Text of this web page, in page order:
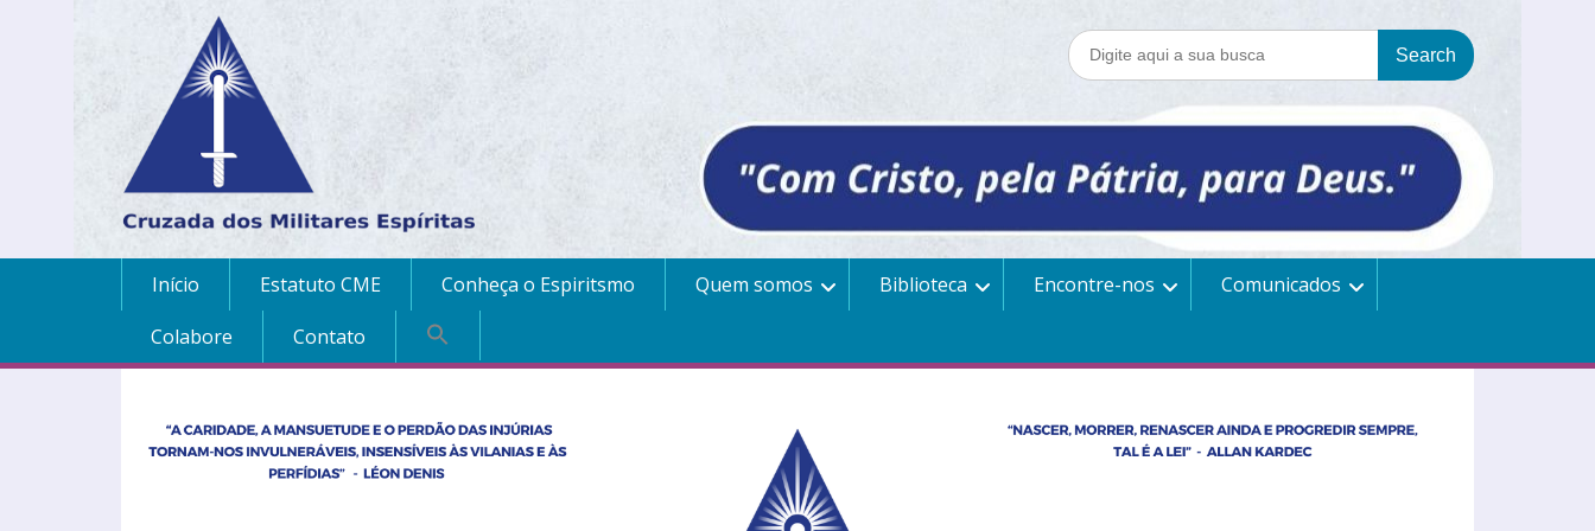
Início Estatuto CME Conheça o Espiritsmo Quem somos Biblioteca Encontre-nos
Comunicados
Colabore
Contato